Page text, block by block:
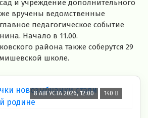
и учреждение дополнительного
вручены ведомственные
педагогическое событие
Начало в 11.00.
района также соберутся 29
школе.
8 АВГУСТА 2026, 12:00 140